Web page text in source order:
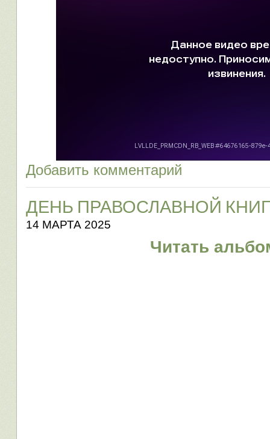
Добавить комментарий
ДЕНЬ ПРАВОСЛАВНОЙ
14 МАРТА 2025
Читать